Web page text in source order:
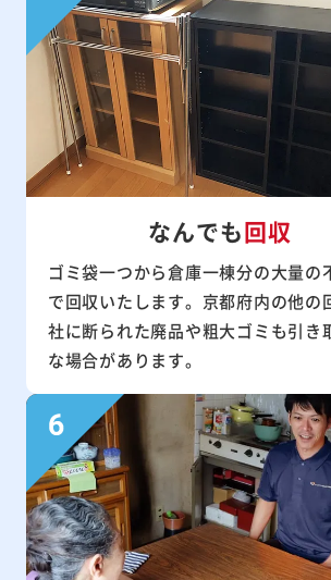
なんでも回収
ゴミ袋一つから倉庫一棟分の大量の
で回収いたします。京都府内の他の
社に断られた廃品や粗大ゴミも引き
な場合があります。